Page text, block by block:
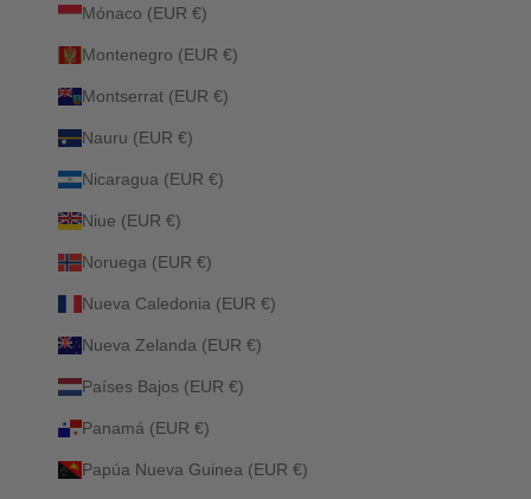
Mónaco (EUR €)
Montenegro (EUR €)
Montserrat (EUR €)
Nauru (EUR €)
Nicaragua (EUR €)
Niue (EUR €)
Noruega (EUR €)
Nueva Caledonia (EUR €)
Nueva Zelanda (EUR €)
Países Bajos (EUR €)
Panamá (EUR €)
Papúa Nueva Guinea (EUR €)